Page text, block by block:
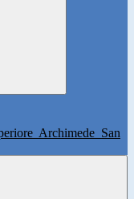
Archimede San